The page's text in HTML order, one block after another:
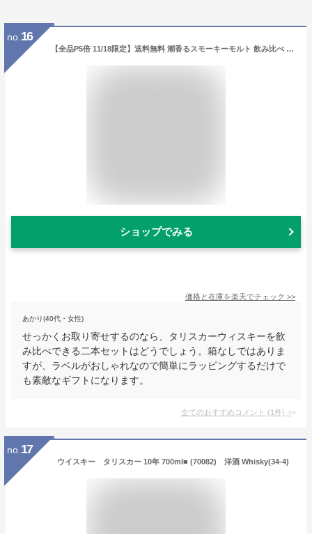
no. 16
【全品P5倍 11/18限定】送料無料 潮香るスモーキーモルト 飲み比べ 2本セット タリスカー10年 箱無し グレンスコシア カンベルタウンハーバー 箱有り スコッチ シングルモルト ウィスキー whisky 長S
ショップでみる
価格と在庫を楽天でチェック >>
あかり(40代・女性)
せっかくお取り寄せするのなら、タリスカーウィスキーを飲
み比べできる二本セットはどうでしょう。箱なしではありま
すが、ラベルがおしゃれなので簡単にラッピングするだけで
も素敵なギフトになります。
全てのおすすめコメント (1件) >
no. 17
ウイスキー タリスカー 10年 700ml■ (70082) 洋酒 Whisky(34-4)